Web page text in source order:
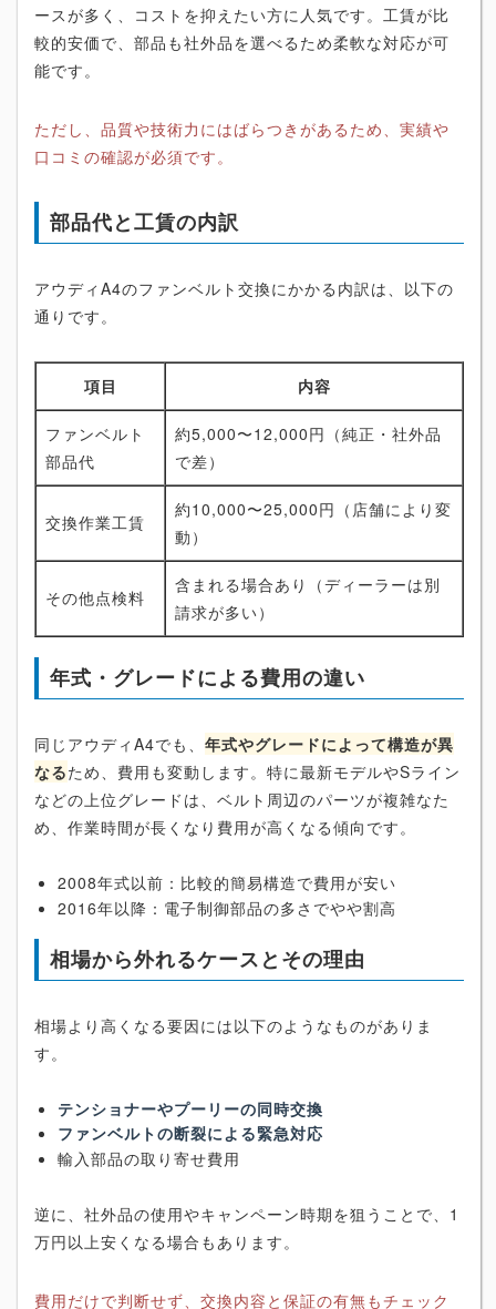
ースが多く、コストを抑えたい方に人気です。工賃が比
較的安価で、部品も社外品を選べるため柔軟な対応が可
能です。
ただし、品質や技術力にはばらつきがあるため、実績や
口コミの確認が必須です。
部品代と工賃の内訳
アウディA4のファンベルト交換にかかる内訳は、以下の
通りです。
項目 内容
ファンベルト
部品代
約5,000〜12,000円（純正・社外品
で差）
交換作業工賃
約10,000〜25,000円（店舗により変
動）
その他点検料
含まれる場合あり（ディーラーは別
請求が多い）
年式・グレードによる費用の違い
同じアウディA4でも、 年式やグレードによって構造が異
なるため、費用も変動します。特に最新モデルやSライン
などの上位グレードは、ベルト周辺のパーツが複雑なた
め、作業時間が長くなり費用が高くなる傾向です。
2008年式以前：比較的簡易構造で費用が安い
2016年以降：電子制御部品の多さでやや割高
相場から外れるケースとその理由
相場より高くなる要因には以下のようなものがありま
す。
テンショナーやプーリーの同時交換
ファンベルトの断裂による緊急対応
輸入部品の取り寄せ費用
逆に、社外品の使用やキャンペーン時期を狙うことで、1
万円以上安くなる場合もあります。
費用だけで判断せず、交換内容と保証の有無もチェック